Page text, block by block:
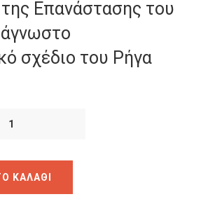
Επανάστασης του
σχέδιο του Ρήγα
ΚΑΛΆΘΙ